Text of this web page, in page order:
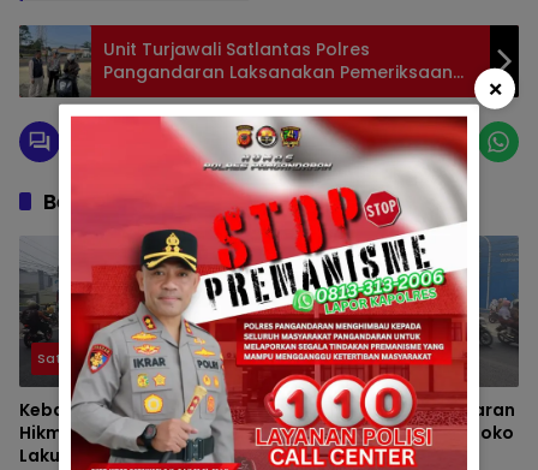
Unit Turjawali Satlantas Polres
Pangandaran Laksanakan Pemeriksaan
Surat-Surat Kendaraan di Bundaran
Emplak
Berita Berkaitan
Satlantas
Kebakaran Toko Buku
Hikmah 2, Turjawali
Lakukan Pengaturan Arus
Satlantas
Turjawali Jaga Kelancaran
Arus Saat Kebakaran Toko
Buku Hikmah 2
×